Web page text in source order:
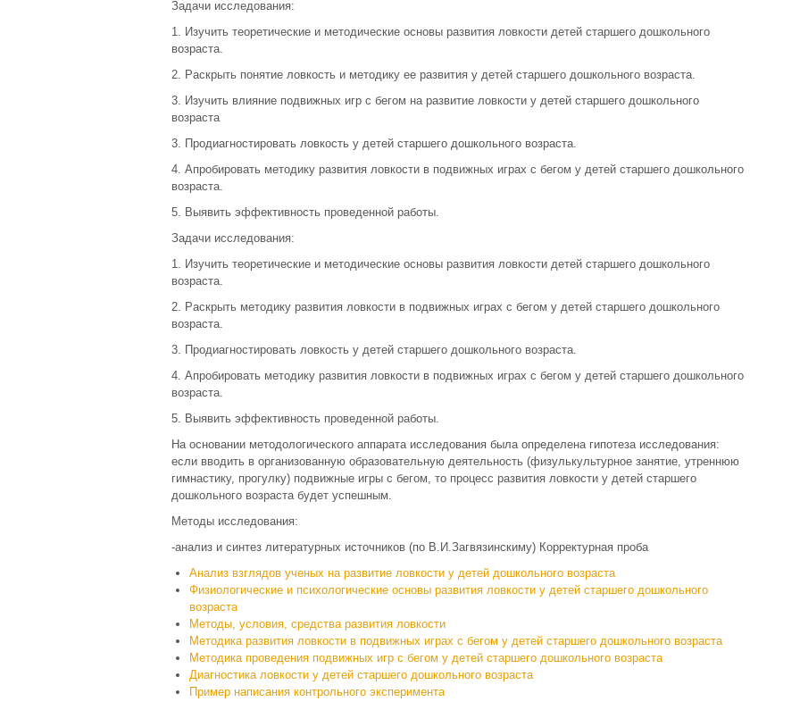
Задачи исследования:
1. Изучить теоретические и методические основы развития ловкости детей старшего дошкольного
возраста.
2. Раскрыть понятие ловкость и методику ее развития у детей старшего дошкольного возраста.
3. Изучить влияние подвижных игр с бегом на развитие ловкости у детей старшего дошкольного
возраста
3. Продиагностировать ловкость у детей старшего дошкольного возраста.
4. Апробировать методику развития ловкости в подвижных играх с бегом у детей старшего дошкольного
возраста.
5. Выявить эффективность проведенной работы.
Задачи исследования:
1. Изучить теоретические и методические основы развития ловкости детей старшего дошкольного
возраста.
2. Раскрыть методику развития ловкости в подвижных играх с бегом у детей старшего дошкольного
возраста.
3. Продиагностировать ловкость у детей старшего дошкольного возраста.
4. Апробировать методику развития ловкости в подвижных играх с бегом у детей старшего дошкольного
возраста.
5. Выявить эффективность проведенной работы.
На основании методологического аппарата исследования была определена гипотеза исследования:
если вводить в организованную образовательную деятельность (физулькультурное занятие, утреннюю
гимнастику, прогулку) подвижные игры с бегом, то процесс развития ловкости у детей старшего
дошкольного возраста будет успешным.
Методы исследования:
-анализ и синтез литературных источников (по В.И.Загвязинскиму) Корректурная проба
Анализ взглядов ученых на развитие ловкости у детей дошкольного возраста
Физиологические и психологические основы развития ловкости у детей старшего дошкольного
возраста
Методы, условия, средства развития ловкости
Методика развития ловкости в подвижных играх с бегом у детей старшего дошкольного возраста
Методика проведения подвижных игр с бегом у детей старшего дошкольного возраста
Диагностика ловкости у детей старшего дошкольного возраста
Пример написания контрольного эксперимента